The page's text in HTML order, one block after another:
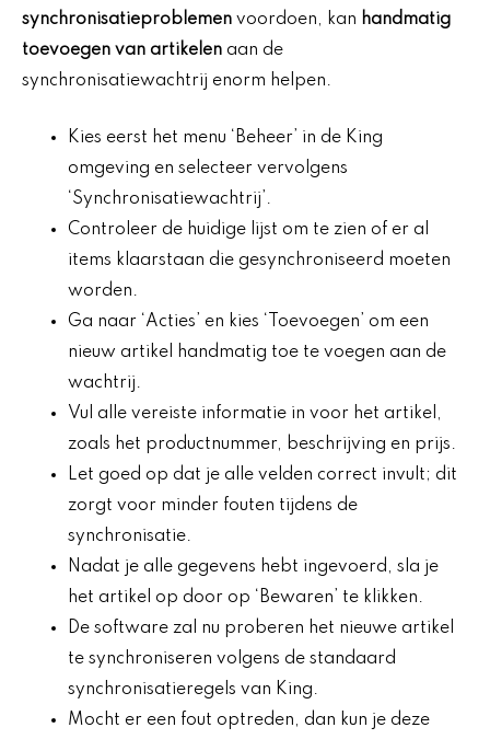
synchronisatieproblemen voordoen, kan handmatig
toevoegen van artikelen aan de
synchronisatiewachtrij enorm helpen.
Kies eerst het menu ‘Beheer’ in de King
omgeving en selecteer vervolgens
‘Synchronisatiewachtrij’.
Controleer de huidige lijst om te zien of er al
items klaarstaan die gesynchroniseerd moeten
worden.
Ga naar ‘Acties’ en kies ‘Toevoegen’ om een
nieuw artikel handmatig toe te voegen aan de
wachtrij.
Vul alle vereiste informatie in voor het artikel,
zoals het productnummer, beschrijving en prijs.
Let goed op dat je alle velden correct invult; dit
zorgt voor minder fouten tijdens de
synchronisatie.
Nadat je alle gegevens hebt ingevoerd, sla je
het artikel op door op ‘Bewaren’ te klikken.
De software zal nu proberen het nieuwe artikel
te synchroniseren volgens de standaard
synchronisatieregels van King.
Mocht er een fout optreden, dan kun je deze